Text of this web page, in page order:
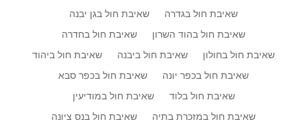
שאיבת חול בגדרה
שאיבת חול בגן יבנה
שאיבת חול בהוד השרון
שאיבת חול בחדרה
שאיבת חול בחולון
שאיבת חול ביבנה
שאיבת חול ביהוד
שאיבת חול בכפר יונה
שאיבת חול בכפר סבא
שאיבת חול בלוד
שאיבת חול במודיעין
שאיבת חול במזכרת בתיה
שאיבת חול בנס ציונה